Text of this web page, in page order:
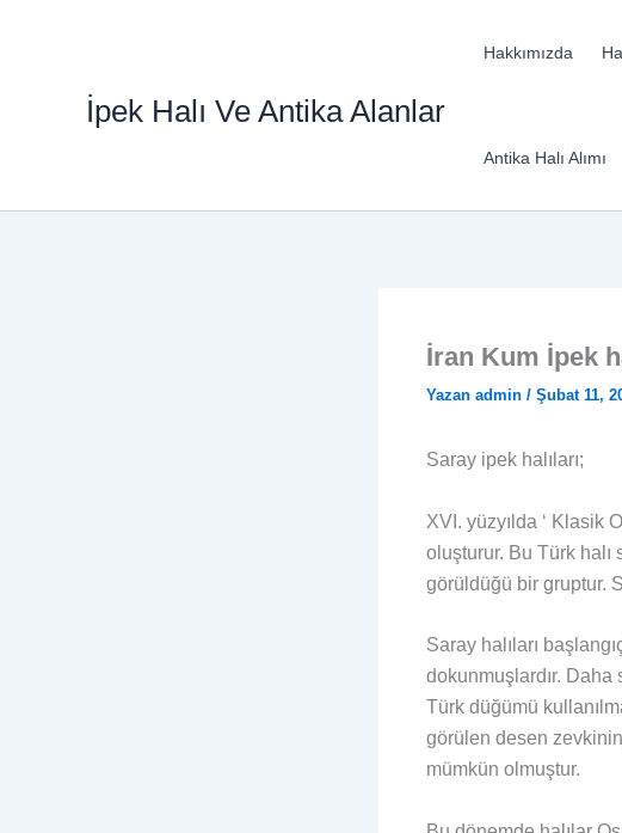
İpek Halı Ve Antika Alanlar
Hakkımızda
Antika Halı Alımı
İran Kum İpek
Yazan admin / Şubat 11,
Saray ipek halıları;
XVI. yüzyılda ‘ Klasik
oluşturur. Bu Türk
görüldüğü bir gruptur.
Saray halıları
dokunmuşlardır. Daha
Türk düğümü
görülen desen
mümkün olmuştur.